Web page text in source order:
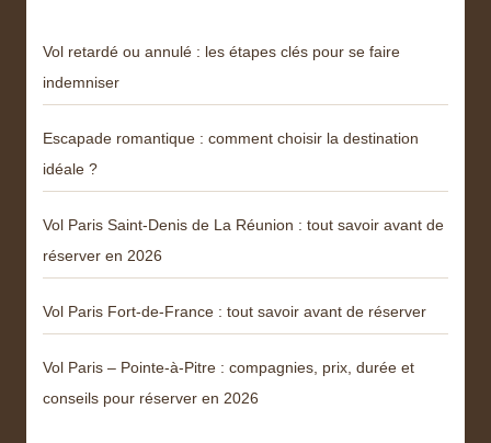
Vol retardé ou annulé : les étapes clés pour se faire
indemniser
Escapade romantique : comment choisir la destination
idéale ?
Vol Paris Saint-Denis de La Réunion : tout savoir avant de
réserver en 2026
Vol Paris Fort-de-France : tout savoir avant de réserver
Vol Paris – Pointe-à-Pitre : compagnies, prix, durée et
conseils pour réserver en 2026